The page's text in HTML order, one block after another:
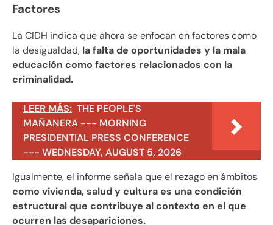
Factores
La CIDH indica que ahora se enfocan en factores como
la desigualdad, la falta de oportunidades y la mala
educación como factores relacionados con la
criminalidad.
LEER MÁS: THE PEOPLE'S
MAÑANERA --- MORNING
PRESIDENTIAL PRESS CONFERENCE
--- WEDNESDAY, AUGUST 5, 2026
Igualmente, el informe señala que el rezago en ámbitos
como vivienda, salud y cultura es una condición
estructural que contribuye al contexto en el que
ocurren las desapariciones.